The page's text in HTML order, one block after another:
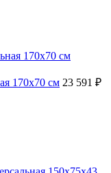
170x70 см 23 591 ₽